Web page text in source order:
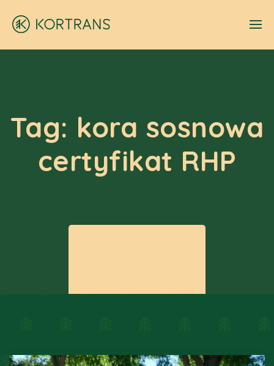
Tag: kora sosnowa
certyfikat RHP